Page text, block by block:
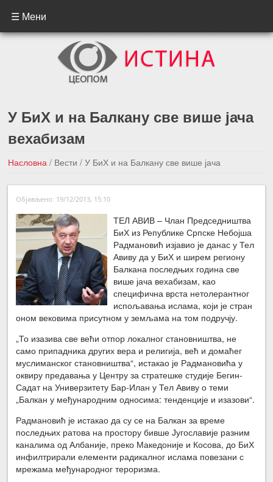
☰ Мени
У БиХ и на Балкану све више јача
вехабизам
Насловна / Вести/ У БиХ и на Балкану све више јача
вехабизам
←Претходна вест
Објављено: 19/12/2013, 15:10
ТЕЛ АВИВ – Члан Председништва
БиХ из Републике Српске Небојша
Радмановић изјавио је данас у Тел
Авиву да у БиХ и ширем региону
Балкана последњих година све
више јача вехабизам, као
специфична врста нетолерантног
испољавања ислама, који је стран
оном вековима присутном у земљама на том подручју.
„То изазива све већи отпор локалног становништва, не
само припадника других вера и религија, већ и домаћег
муслиманског становништва“, истакао је Радмановића у
оквиру предавања у Центру за стратешке студије Бегин-
Садат на Универзитету Бар-Илан у Тел Авиву о теми
„Балкан у међународним односима: тенденције и изазови“.
Радмановић је истакао да су се на Балкан за време
последњих ратова на простору бивше Југославије разним
каналима од Албаније, преко Македоније и Косова, до БиХ
инфилтрирали елементи радикалног ислама повезани с
мрежама међународног тероризма.